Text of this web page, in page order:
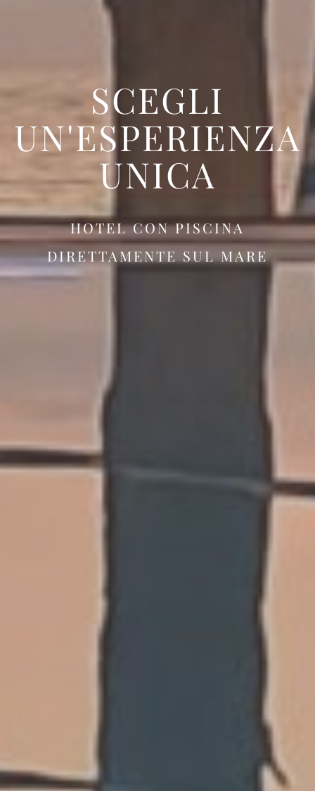
SCEGLI
UN'ESPERIENZA
UNICA
HOTEL CON PISCINA
DIRETTAMENTE SUL MARE